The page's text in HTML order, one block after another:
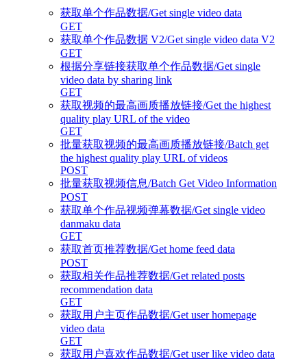
获取单个作品数据/Get single video data
GET
获取单个作品数据 V2/Get single video data V2
GET
根据分享链接获取单个作品数据/Get single
video data by sharing link
GET
获取视频的最高画质播放链接/Get the highest
quality play URL of the video
GET
批量获取视频的最高画质播放链接/Batch get
the highest quality play URL of videos
POST
批量获取视频信息/Batch Get Video Information
POST
获取单个作品视频弹幕数据/Get single video
danmaku data
GET
获取首页推荐数据/Get home feed data
POST
获取相关作品推荐数据/Get related posts
recommendation data
GET
获取用户主页作品数据/Get user homepage
video data
GET
获取用户喜欢作品数据/Get user like video data